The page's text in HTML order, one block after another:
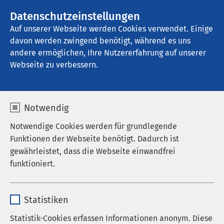
Datenschutzeinstellungen
Auf unserer Webseite werden Cookies verwendet. Einige
davon werden zwingend benötigt, während es uns
andere ermöglichen, Ihre Nutzererfahrung auf unserer
Webseite zu verbessern.
Notwendig
Notwendige Cookies werden für grundlegende
Funktionen der Webseite benötigt. Dadurch ist
gewährleistet, dass die Webseite einwandfrei
funktioniert.
Anbieter sgalinski
Statistiken
Statistik-Cookies erfassen Informationen anonym. Diese
AMEOS Pflege Winterlingen
Unterstützungsangebot
e
Ein besonderer Ort
Das AMEOS Pflegehaus Kleebühl liegt 900 m ü.d.M.
Winterlingen. Die Lage des Hauses lässt einen